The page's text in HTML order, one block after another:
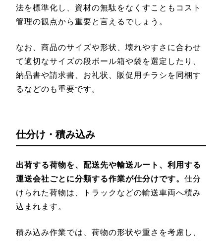
法を標準化し、資材の無駄をなくすこともコスト
管理の観点から重要と言えるでしょう。
なお、商品のサイズや形状、壊れやすさに合わせ
て適切なサイズの段ボール箱や袋を選定したり、
納品書や請求書、お礼状、販促用チラシを同梱す
るなどのも重要です。
仕分け・積み込み
出荷する荷物を、配送先や輸送ルート、利用する
運送会社ごとに分類する作業が仕分けです。 仕分
けられた荷物は、トラックなどの輸送車両へ積み
込まれます。
積み込み作業では、荷物の形状や重さを考慮し、